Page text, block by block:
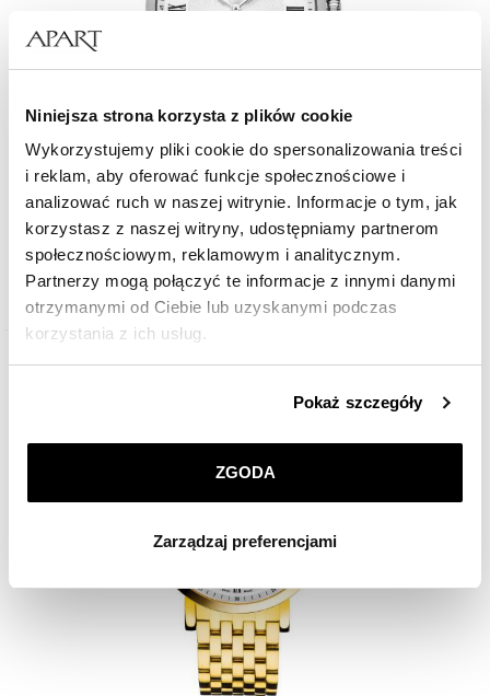
Niniejsza strona korzysta z plików cookie
Wykorzystujemy pliki cookie do spersonalizowania treści
i reklam, aby oferować funkcje społecznościowe i
analizować ruch w naszej witrynie. Informacje o tym, jak
korzystasz z naszej witryny, udostępniamy partnerom
społecznościowym, reklamowym i analitycznym.
Partnerzy mogą połączyć te informacje z innymi danymi
otrzymanymi od Ciebie lub uzyskanymi podczas
korzystania z ich usług.
przez nas plików cookie znajdziesz wPolityce
korzystamy. Możesz również wybrać jaki rodzaj plików
Zarządzaj preferencjami. W każdej chwili możesz
dokonać zmiany wybranych przez Ciebie plików cookie.
Pokaż szczegóły
ZGODA
Zarządzaj preferencjami
Albert Riele Family 1881
1 568 zł Cena regularna:2 240zł
(-30%)
Najniższa cena:2 240zł (-30%)